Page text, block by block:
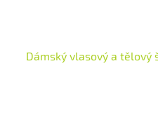
Dámský vlasový a tělový